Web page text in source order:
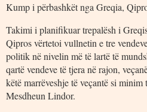
Kump i përbashkët nga Greqia,
Takimi i planifikuar trepalësh i
Qipros vërtetoi vullnetin e tre
politik në nivelin më të lartë të
qartë vendeve të tjera në rajon,
këtë marrëveshje të veçantë si minim
Mesdheun Lindor.